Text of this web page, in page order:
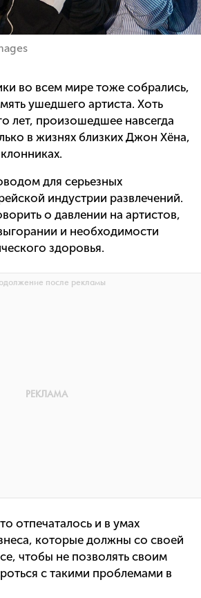
во всем мире тоже собрались,
ушедшего артиста. Хоть
лет, произошедшее навсегда
в жизнях близких Джон Хёна,
для серьезных
индустрии развлечений.
о давлении на артистов,
и необходимости
здоровья.
отпечаталось и в умах
которые должны со своей
чтобы не позволять своим
с такими проблемами в